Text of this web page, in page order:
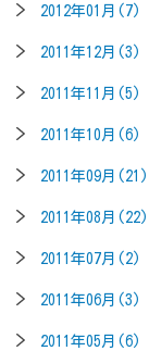
2012年01月(7)
2011年12月(3)
2011年11月(5)
2011年10月(6)
2011年09月(21)
2011年08月(22)
2011年07月(2)
2011年06月(3)
2011年05月(6)